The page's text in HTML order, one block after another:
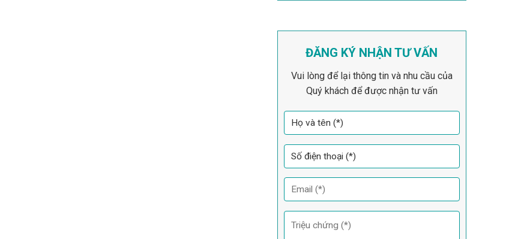
ĐĂNG KÝ NHẬN TƯ VẤN
Vui lòng để lại thông tin và nhu cầu của
Quý khách để được nhận tư vấn